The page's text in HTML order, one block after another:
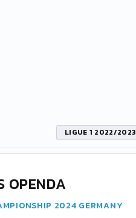
LIGUE 1 2022/2023
OPENDA
2024 GERMANY